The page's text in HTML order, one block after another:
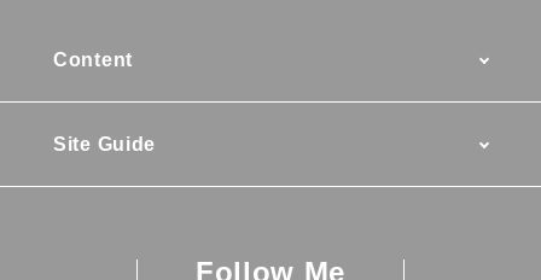
Content
Menu / Prices
Site Guide
Follow Me